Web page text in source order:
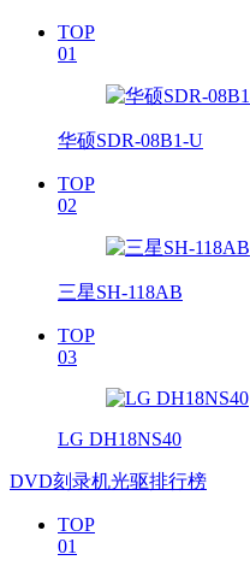
TOP
01
华硕SDR-08B1-U
TOP
02
三星SH-118AB
TOP
03
LG DH18NS40
DVD刻录机光驱排行榜
TOP
01